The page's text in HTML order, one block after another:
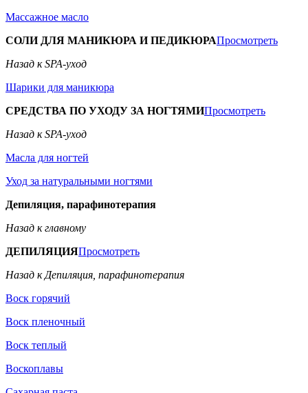
Массажное масло
СОЛИ ДЛЯ МАНИКЮРА И ПЕДИКЮРАПросмотреть
Назад к SPA-уход
Шарики для маникюра
СРЕДСТВА ПО УХОДУ ЗА НОГТЯМИПросмотреть
Назад к SPA-уход
Масла для ногтей
Уход за натуральными ногтями
Депиляция, парафинотерапия
Назад к главному
ДЕПИЛЯЦИЯПросмотреть
Назад к Депиляция, парафинотерапия
Воск горячий
Воск пленочный
Воск теплый
Воскоплавы